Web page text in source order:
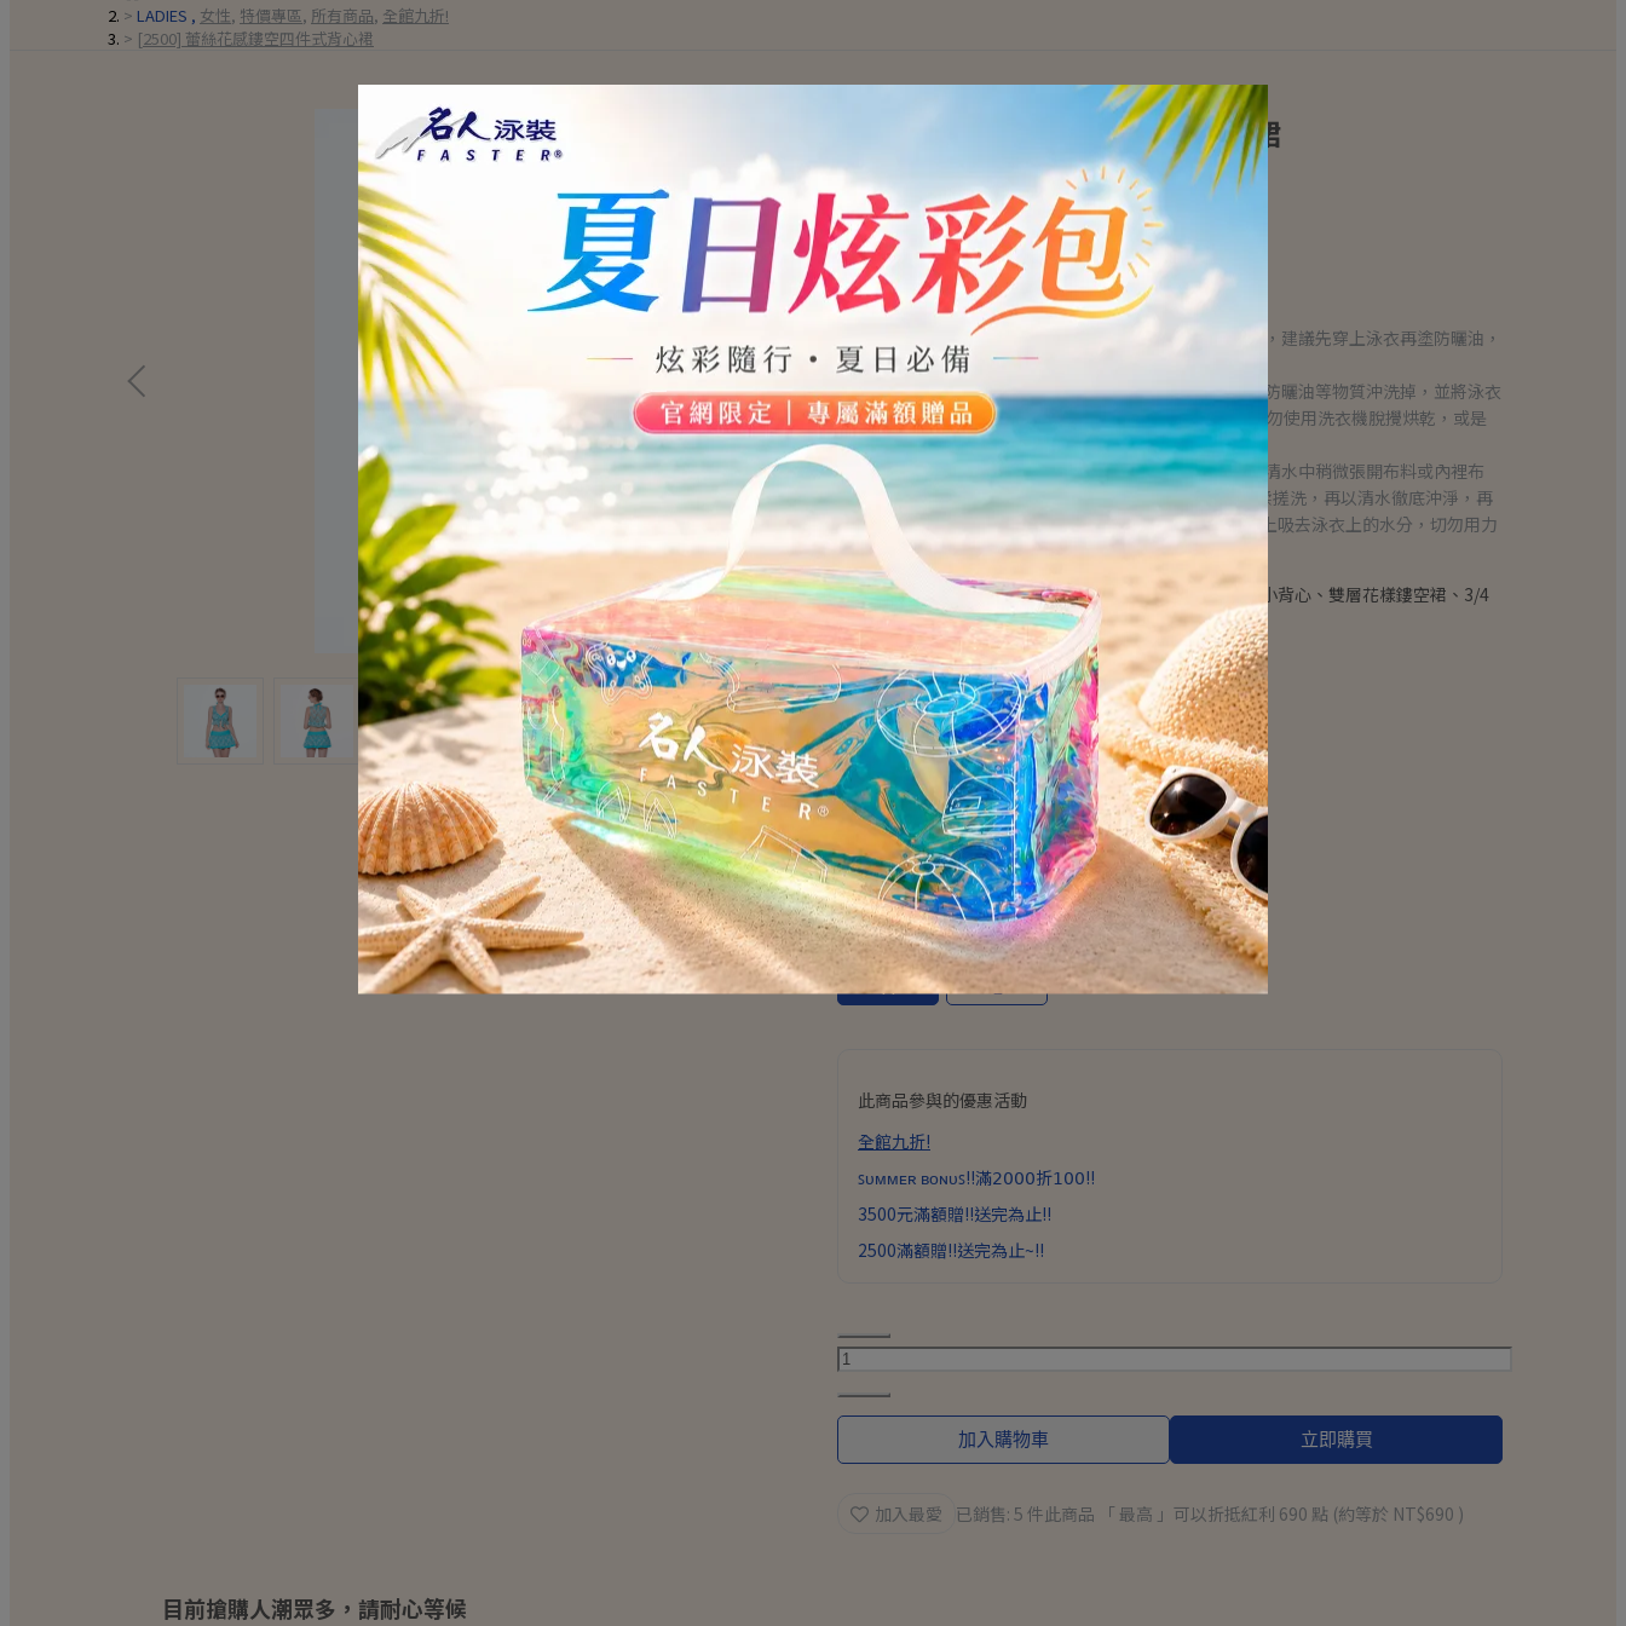
LADIES , 女性, 特價專區, 所有商品, 全館九折!
[2500] 蕾絲花感鏤空四件式背心裙
[2500] 蕾絲花感鏤空四件式背心裙
【材質】
• 表布：聚醯胺纖維 80%、彈性纖維 20%
• 配布：尼龍 90%、彈性纖維 10%
• 裡布：聚酯纖維 100%
【洗滌方式】
• 泳池氯氣、化學藥品和防曬油等物質都會破壞泳衣彈性，建議先穿上泳衣再塗防曬油，
游泳後先將身體以清水沖乾淨再脫泳衣。
• 脫下後的泳衣先以清水將表面的鹽份、沙粒、氯化物、防曬油等物質沖洗掉，並將泳衣
平晾於陰涼處至乾即可(切勿用熱水、洗衣精或漂白水，也勿使用洗衣機脫攪烘乾，或是
曝曬於太陽下，會破壞泳衣材質與形狀)。
• 需徹底清洗泳衣時，可先浸泡在常溫以下的清水中，在清水中稍微張開布料或內裡布
(減少卡沙)，可加入少量的中性洗滌劑或洗手乳，用手輕揉搓洗，再以清水徹底沖淨，再
將泳衣平晾於陰涼處至乾即可，亦可將泳衣平放在乾毛巾上吸去泳衣上的水分，切勿用力
擰乾。
FASTER
四件式蕾絲花性感裙裝、蕾絲花鏤空性感綁腰小背心、雙層花樣鏤空裙、3/4
鋼圈美型荷葉包覆
NT$690 NT$3,680
商品編號:A2500-19
供貨狀況: 尚有庫存 4
顏色
綠
尺寸
M
L
此商品參與的優惠活動
全館九折!
ꜱᴜᴍᴍᴇʀ ʙᴏɴᴜꜱ!!滿𝟤𝟢𝟢𝟢折𝟣𝟢𝟢!!
3500元滿額贈!!送完為止!!
2500滿額贈!!送完為止~!!
加入購物車 立即購買
加入最愛 已銷售: 5 件此商品 「 最高 」可以折抵紅利 690 點 (約等於 NT$690 )
目前搶購人潮眾多，請耐心等候